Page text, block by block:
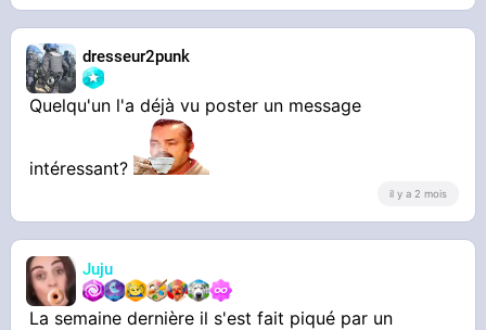
dresseur2punk
Quelqu'un l'a déjà vu poster un message
intéressant?
il y a 2 mois
Juju
La semaine dernière il s'est fait piqué par un